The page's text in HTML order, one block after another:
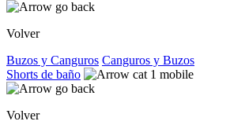
Volver
Buzos y Canguros Canguros y Buzos
Shorts de baño
Volver